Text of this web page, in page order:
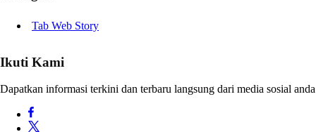
Tab Web Story
Ikuti Kami
Dapatkan informasi terkini dan terbaru langsung dari media sosial anda